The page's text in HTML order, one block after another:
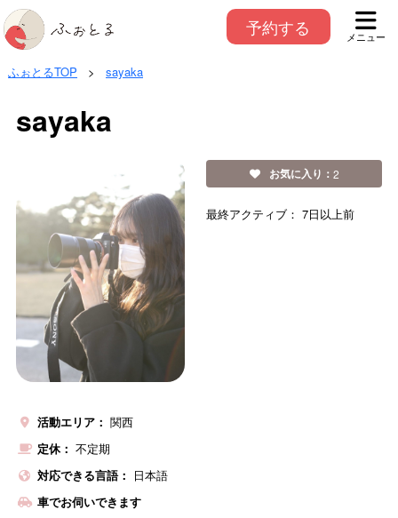
予約する メニュー
ふぉとるTOP > sayaka
sayaka
お気に入り： 2
最終アクティブ： 7日以上前
活動エリア： 関西
定休： 不定期
対応できる言語： 日本語
車でお伺いできます